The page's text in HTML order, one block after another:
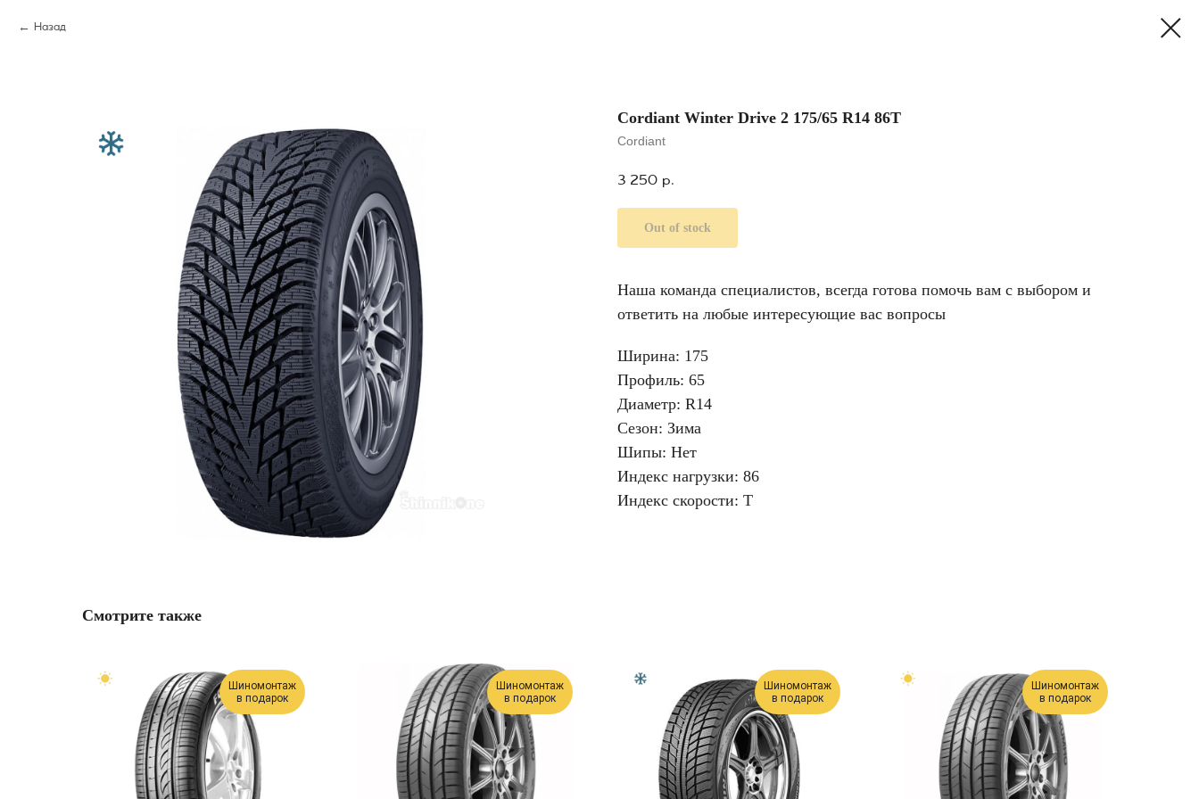
Назад
Cordiant Winter Drive 2 175/65 R14 86T
Cordiant
3 250 р.
Out of stock
Наша команда специалистов, всегда готова помочь вам с выбором и
ответить на любые интересующие вас вопросы
Ширина: 175
Профиль: 65
Диаметр: R14
Сезон: Зима
Шипы: Нет
Индекс нагрузки: 86
Индекс скорости: T
Смотрите также
Шиномонтаж
в подарок
Шиномонтаж
в подарок
Шиномонтаж
в подарок
Шиномонтаж
в подарок